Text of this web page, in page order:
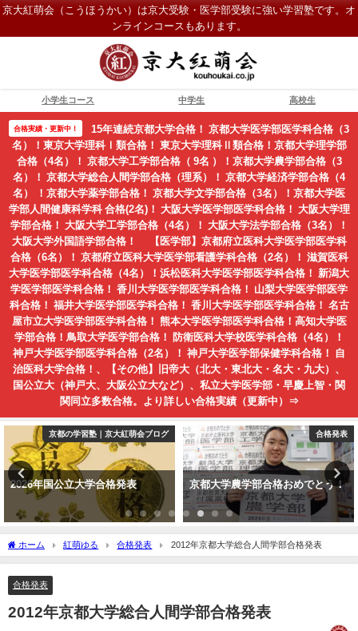
京大紅萌会（こうほうかい）は京大受験・医学部受験に強い学習塾です。オ
ンラインコースもあります。
小学生コース 中学生 高校生
合格実績・更新中！
15年連続京都大学合格！ 京都大学医学部医学科合格（3
名）！東京大学理科Ⅰ類合格！ 東京大学理科Ⅱ類合格！京都大学理学部
合格（4名）！ 京都大学工学部合格（ 9名 ）！京都大学農学部合格（3
名）！ 京都大学総合人間学部合格（理系）！ 京都大学経済学部合格（4
名） ！京都大学薬学部合格！ 京都大学文学部合格（3名）！京都大学医
学部人間健康科学科 合格(2名)！ 大阪大学医学部医学科合格！ 大阪大学理
学部合格！ 大阪大学工学部合格（4名）！ 大阪大学法学部合格（3名）！
大阪大学外国語学部合格！ 【医学部】京都府立医科大学医学部医学科
合格（6名）！ 京都府立医科大学医学部看護学科合格（2名）！ 滋賀医科
大学医学部医学科合格（4名）！浜松医科大学医学部医学科合格！ 新潟大
学医学部医学科合格！ 香川大学医学部医学科合格！ 山梨大学医学部医学
科合格！ 福井大学医学部医学科合格！ 香川大学医学部医学科合格！ 名古
屋市立大学医学部医学科合格！ 熊本大学医学部医学科合格！高知大学医
学部合格！鳥取大学医学部合格！ 防衛医科大学校医学科合格（4名）！
神戸大学医学部医学科合格（2名）！ 神戸大学医学部保健学科合格！ 自
治医科大学合格！、【その他】旧帝大（北大・東北大・名大・九大）、
国公立大（神戸大、大阪公立大など）、私立大学医学部・早慶上智・関
関同立多数合格。より詳しい合格実績（更新中）⇒
京都の学習塾｜京大紅萌会ブログ
2026年国公立大学合格発表
合格発表
京都大学農学部合格おめでとう！
ホーム 紅萌ゆる 合格発表 2012年京都大学総合人間学部合格発表
合格発表
2012年京都大学総合人間学部合格発表